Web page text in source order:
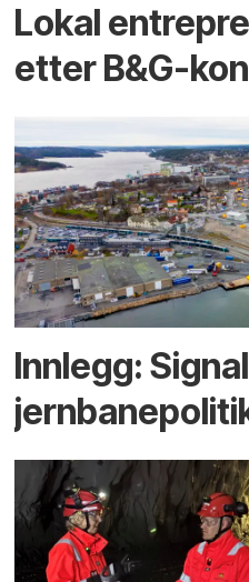
Lokal
etter B&G-
Innlegg: